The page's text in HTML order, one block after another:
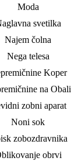
Moda
svetilka
Najem čolna
Nega telesa
Koper
na Obali
zobni aparat
Noni sok
zobozdravnika
obrvi